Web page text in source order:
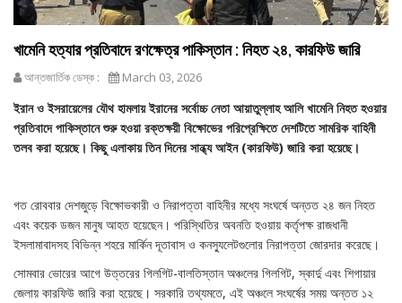
খামেনি হত্যার প্রতিবাদে রণক্ষেত্র পাকিস্তান : নিহত ২৪, কারফিউ জারি
আন্তজার্তিক ডেস্ক : March 03, 2026
ইরান ও ইসরায়েলের যৌথ হামলায় ইরানের সর্বোচ্চ নেতা আয়াতুল্লাহ আলি খামেনি নিহত হওয়ার
প্রতিবাদে পাকিস্তানে শুরু হওয়া রক্তক্ষয়ী বিক্ষোভের পরিপ্রেক্ষিতে দেশটিতে সামরিক বাহিনী
তলব করা হয়েছে। কিছু এলাকায় তিন দিনের সান্ধ্য আইন (কারফিউ) জারি করা হয়েছে।
গত রোববার দেশজুড়ে বিক্ষোভকারী ও নিরাপত্তা বাহিনীর মধ্যে সংঘর্ষে অন্তত ২৪ জন নিহত
এবং কয়েক ডজন মানুষ আহত হয়েছেন। পরিস্থিতির অবনতি হওয়ায় কর্তৃপক্ষ রাজধানী
ইসলামাবাদসহ বিভিন্ন শহরে মার্কিন দূতাবাস ও কনস্যুলেটগুলোর নিরাপত্তা জোরদার করেছে।
সোমবার ভোরের আগে উত্তরের গিলগিট-বালতিস্তান অঞ্চলের গিলগিট, স্কার্দু এবং শিগায়ার
জেলায় কারফিউ জারি করা হয়েছে। সরকারি তথ্যমতে, এই অঞ্চলে সংঘর্ষের সময় অন্তত ১২